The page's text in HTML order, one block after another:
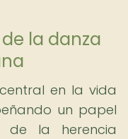
la danza
en la vida
un papel
de la herencia